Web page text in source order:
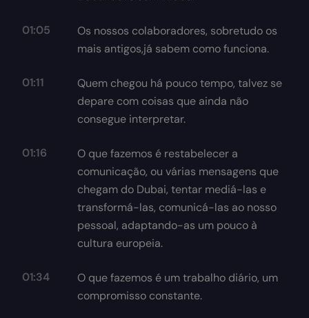
01:05
Os nossos colaboradores, sobretudo os
mais antigos,já sabem como funciona.
01:11
Quem chegou há pouco tempo, talvez se
depare com coisas que ainda não
consegue interpretar.
01:16
O que fazemos é restabelecer a
comunicação, ou várias mensagens que
chegam do Dubai, tentar mediá-las e
transformá-las, comunicá-las ao nosso
pessoal, adaptando-as um pouco à
cultura europeia.
01:34
O que fazemos é um trabalho diário, um
compromisso constante.